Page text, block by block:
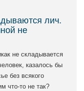
лич.
не
не складывается
казалось бы
без всякого
что-то не так?